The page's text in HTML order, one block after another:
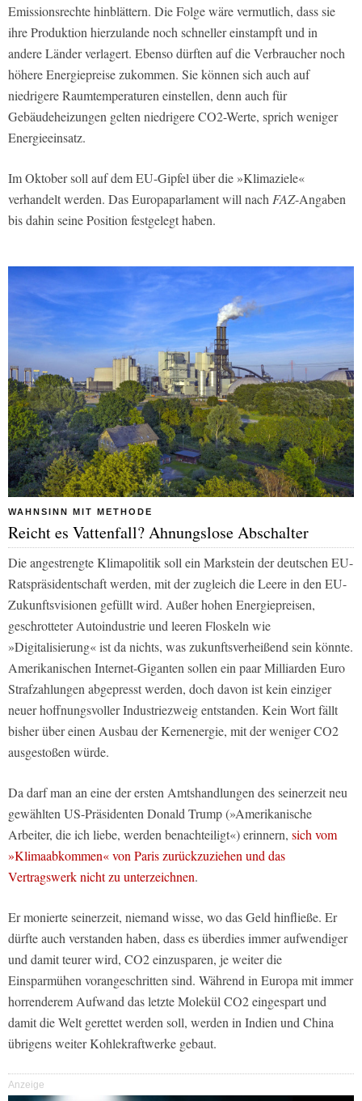
Emissionsrechte hinblättern. Die Folge wäre vermutlich, dass sie
ihre Produktion hierzulande noch schneller einstampft und in
andere Länder verlagert. Ebenso dürften auf die Verbraucher noch
höhere Energiepreise zukommen. Sie können sich auch auf
niedrigere Raumtemperaturen einstellen, denn auch für
Gebäudeheizungen gelten niedrigere CO2-Werte, sprich weniger
Energieeinsatz.
Im Oktober soll auf dem EU-Gipfel über die »Klimaziele«
verhandelt werden. Das Europaparlament will nach FAZ-Angaben
bis dahin seine Position festgelegt haben.
WAHNSINN MIT METHODE
Reicht es Vattenfall? Ahnungslose Abschalter
Die angestrengte Klimapolitik soll ein Markstein der deutschen EU-
Ratspräsidentschaft werden, mit der zugleich die Leere in den EU-
Zukunftsvisionen gefüllt wird. Außer hohen Energiepreisen,
geschrotteter Autoindustrie und leeren Floskeln wie
»Digitalisierung« ist da nichts, was zukunftsverheißend sein könnte.
Amerikanischen Internet-Giganten sollen ein paar Milliarden Euro
Strafzahlungen abgepresst werden, doch davon ist kein einziger
neuer hoffnungsvoller Industriezweig entstanden. Kein Wort fällt
bisher über einen Ausbau der Kernenergie, mit der weniger CO2
ausgestoßen würde.
Da darf man an eine der ersten Amtshandlungen des seinerzeit neu
gewählten US-Präsidenten Donald Trump (»Amerikanische
Arbeiter, die ich liebe, werden benachteiligt«) erinnern, sich vom
»Klimaabkommen« von Paris zurückzuziehen und das
Vertragswerk nicht zu unterzeichnen.
Er monierte seinerzeit, niemand wisse, wo das Geld hinfließe. Er
dürfte auch verstanden haben, dass es überdies immer aufwendiger
und damit teurer wird, CO2 einzusparen, je weiter die
Einsparmühen vorangeschritten sind. Während in Europa mit immer
horrenderem Aufwand das letzte Molekül CO2 eingespart und
damit die Welt gerettet werden soll, werden in Indien und China
übrigens weiter Kohlekraftwerke gebaut.
Anzeige